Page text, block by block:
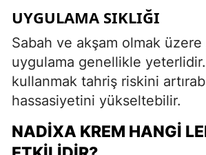
UYGULAMA SIKLIĞI
Sabah ve akşam olmak
uygulama genellikle yeterlidir.
kullanmak tahriş riskini
hassasiyetini yükseltebilir.
NADIXA KREM HANGI